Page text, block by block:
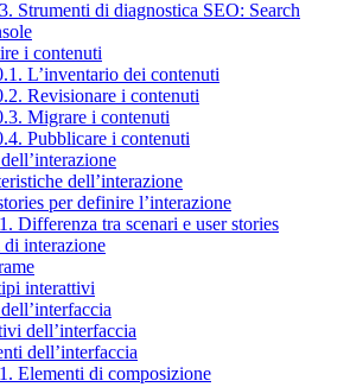
Strumenti di diagnostica SEO: Search
i contenuti
L’inventario dei contenuti
Revisionare i contenuti
Migrare i contenuti
Pubblicare i contenuti
dell’interazione
per definire l’interazione
Differenza tra scenari e user stories
di interazione
interattivi
dell’interfaccia
dell’interfaccia
Elementi di composizione